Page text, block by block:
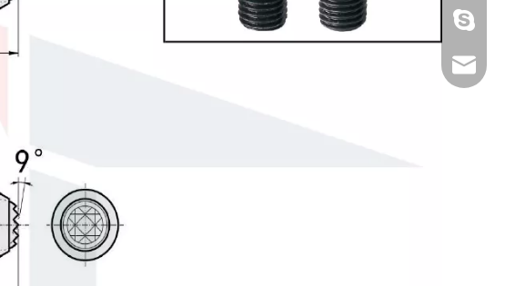
Sechskant-Klemm-Kugelspitzenklemme BRASM